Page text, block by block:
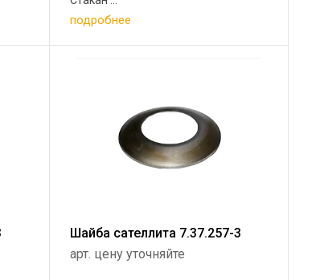
подробнее
Шайба сателлита 7.37.257-3
арт. цену уточняйте